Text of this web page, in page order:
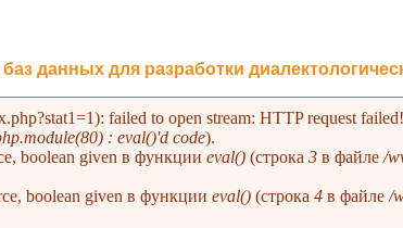
данных для разработки
failed to open stream: HTTP request
: eval()'d code).
boolean given в функции eval() (строка 3 в файле/
boolean given в функции eval() (строка 4 в файле/